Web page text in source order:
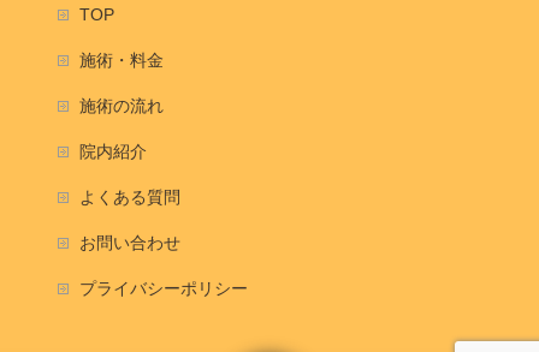
TOP
施術・料金
施術の流れ
院内紹介
よくある質問
お問い合わせ
プライバシーポリシー